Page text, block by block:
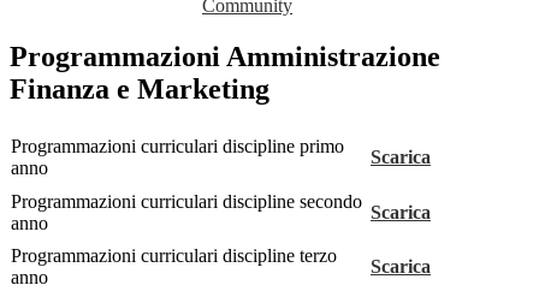
Community
Programmazioni Amministrazione
Finanza e Marketing
Programmazioni curriculari discipline primo
anno
Scarica
Programmazioni curriculari discipline secondo
anno
Scarica
Programmazioni curriculari discipline terzo
anno
Scarica